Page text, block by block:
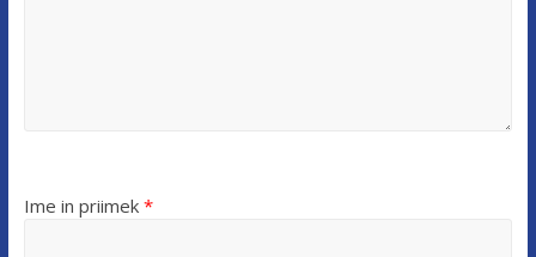
Ime in priimek *